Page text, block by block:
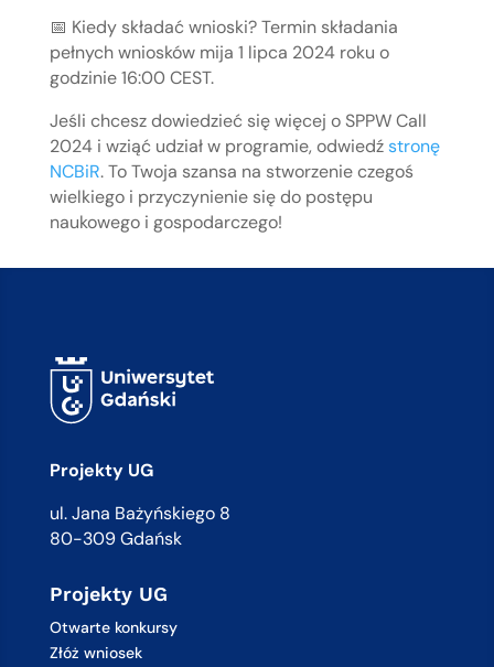
📅 Kiedy składać wnioski? Termin składania
pełnych wniosków mija 1 lipca 2024 roku o
godzinie 16:00 CEST.
Jeśli chcesz dowiedzieć się więcej o SPPW Call
2024 i wziąć udział w programie, odwiedźstronę
NCBiR. To Twoja szansa na stworzenie czegoś
wielkiego i przyczynienie się do postępu
naukowego i gospodarczego!
Projekty UG
ul. Jana Bażyńskiego 8
80-309 Gdańsk
Projekty UG
Otwarte konkursy
Złóż wniosek